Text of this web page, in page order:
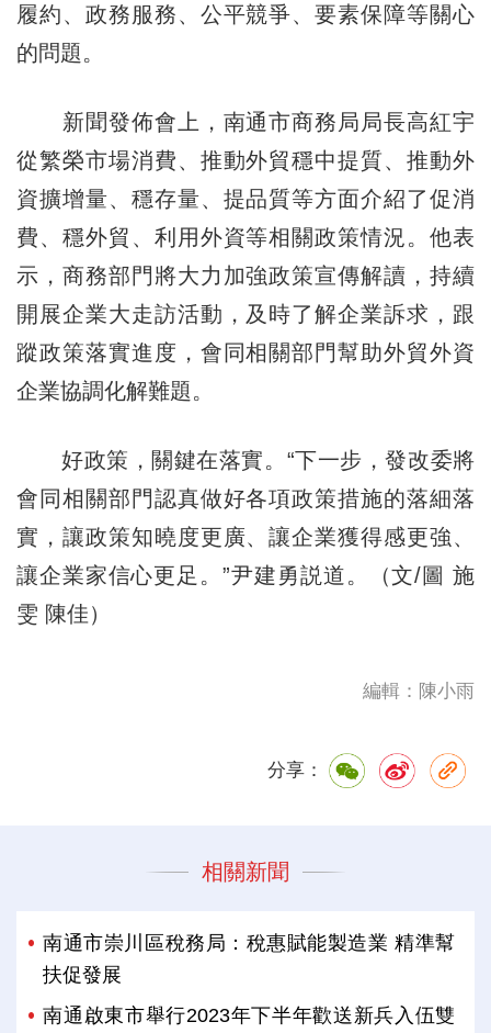
履約、政務服務、公平競爭、要素保障等關心
的問題。
新聞發佈會上，南通市商務局局長高紅宇
從繁榮市場消費、推動外貿穩中提質、推動外
資擴增量、穩存量、提品質等方面介紹了促消
費、穩外貿、利用外資等相關政策情況。他表
示，商務部門將大力加強政策宣傳解讀，持續
開展企業大走訪活動，及時了解企業訴求，跟
蹤政策落實進度，會同相關部門幫助外貿外資
企業協調化解難題。
好政策，關鍵在落實。“下一步，發改委將
會同相關部門認真做好各項政策措施的落細落
實，讓政策知曉度更廣、讓企業獲得感更強、
讓企業家信心更足。”尹建勇説道。（文/圖 施
雯 陳佳）
編輯：陳小雨
分享：
相關新聞
南通市崇川區稅務局：稅惠賦能製造業 精準幫
扶促發展
南通啟東市舉行2023年下半年歡送新兵入伍雙